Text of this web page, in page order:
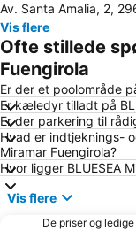
Torrequebrada
La Malagueta
Centro Comercial
Marbella Golf &
La Cala Resort
Arena of La
Arroyo de la Miel
Pedregalejo
Vialia Estación María
Av. Santa Amalia, 2,
Vis flere
Ofte stillede
Fuengirola
Er der et poolområde
Er kæledyr tilladt på
Er der parkering til
Hvad er indtjeknings-
Miramar Fuengirola?
Hvor ligger BLUESEA
Vis flere
De priser og